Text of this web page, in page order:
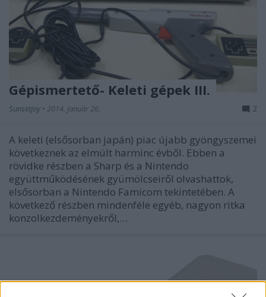
Gépismertető- Keleti gépek III.
Sunsetjoy • 2014. január 26. 2
A keleti (elsősorban japán) piac újabb gyöngyszemei
következnek az elmúlt harminc évből. Ebben a
rövidke részben a Sharp és a Nintendo
együttműködésének gyümölcseiről olvashattok,
elsősorban a Nintendo Famicom tekintetében. A
következő részben mindenféle egyéb, nagyon ritka
konzolkezdeményekről,…